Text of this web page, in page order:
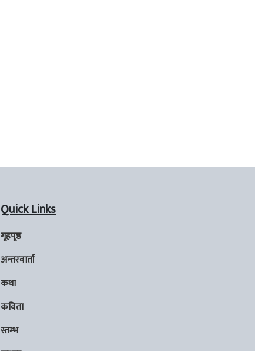
Quick Links
गृहपृष्ठ
अन्तरवार्ता
कथा
कविता
स्तम्भ